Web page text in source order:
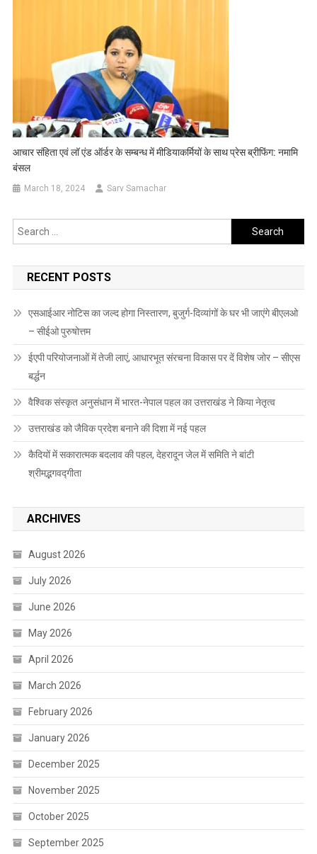
आचार संहिता एवं लॉ एंड ऑर्डर के सम्बन्ध में मीडियाकर्मियों के साथ प्रेस ब्रीफिंग: नमामि
बंसल
March 18, 2024 Sarv Samachar
Search
for:
RECENT POSTS
एसआईआर नोटिस का जल्द होगा निस्तारण, बुजुर्ग-दिव्यांगों के घर भी जाएंगे बीएलओ
– सीईओ पुरुषोत्तम
ईएपी परियोजनाओं में तेजी लाएं, आधारभूत संरचना विकास पर दें विशेष जोर – सीएस
बर्द्धन
वैश्विक संस्कृत अनुसंधान में भारत-नेपाल पहल का उत्तराखंड ने किया नेतृत्व
उत्तराखंड को जैविक प्रदेश बनाने की दिशा में नई पहल
कैदियों में सकारात्मक बदलाव की पहल, देहरादून जेल में समिति ने बांटी
श्रीमद्भगवद्गीता
ARCHIVES
August 2026
July 2026
June 2026
May 2026
April 2026
March 2026
February 2026
January 2026
December 2025
November 2025
October 2025
September 2025